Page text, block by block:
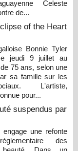
Celeste
de...
of the Heart
Bonnie Tyler
jeudi 9 juillet au
75 ans, selon une
sa famille sur les
L'artiste,
pour...
suspendus par
une refonte
des